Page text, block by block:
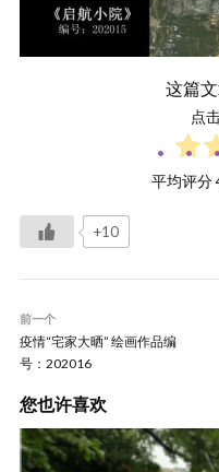
这篇
点
平均评分
+10
前一个
疫情“宅家大晒” 绘画作品编
号：202016
您也许喜欢